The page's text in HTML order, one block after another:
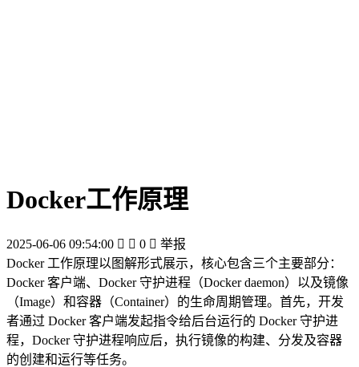
Docker工作原理
2025-06-06 09:54:00   0  举报
Docker 工作原理以图解形式展示，核心包含三个主要部分：
Docker 客户端、Docker 守护进程（Docker daemon）以及镜像
（Image）和容器（Container）的生命周期管理。首先，开发
者通过 Docker 客户端发起指令给后台运行的 Docker 守护进
程，Docker 守护进程响应后，执行镜像的构建、分发及容器
的创建和运行等任务。